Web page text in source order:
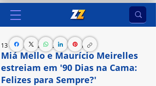
Miá Mello e Maurício Meirelles
estreiam em '90 Dias na Cama:
Felizes para Sempre?'
13 de jun. de 2023 3 min de leitura